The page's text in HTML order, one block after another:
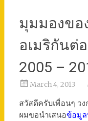
มุมมองขอ
อเมริกันต่
2005 –
March 4, 2013
สวัสดีครับเพื่อนๆ ว
ผมขอนำเสนอข้อมู